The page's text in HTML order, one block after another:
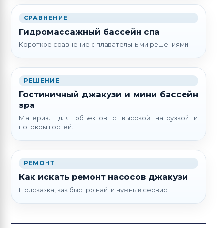
СРАВНЕНИЕ
Гидромассажный бассейн спа
Короткое сравнение с плавательными решениями.
РЕШЕНИЕ
Гостиничный джакузи и мини бассейн
spa
Материал для объектов с высокой нагрузкой и
потоком гостей.
РЕМОНТ
Как искать ремонт насосов джакузи
Подсказка, как быстро найти нужный сервис.